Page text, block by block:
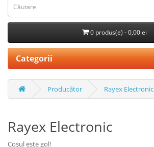
0 produs(e) - 0,00lei
Categorii
Producător Rayex Electronic
Rayex Electronic
Coșul este gol!